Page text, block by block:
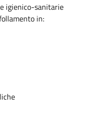
igienico-sanitarie
in: